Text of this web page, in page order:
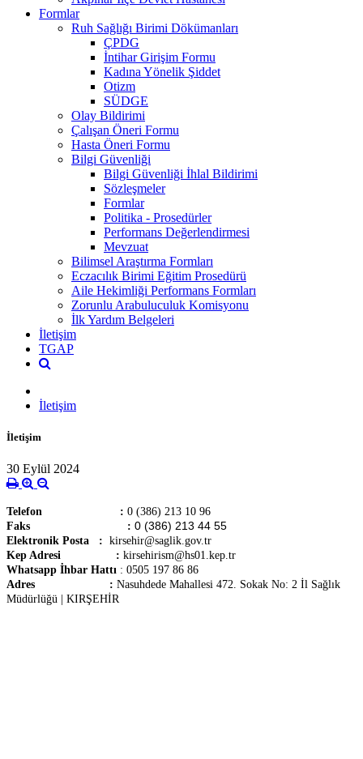
Formlar
Ruh Sağlığı Birimi Dökümanları
ÇPDG
İntihar Girişim Formu
Kadına Yönelik Şiddet
Otizm
SÜDGE
Olay Bildirimi
Çalışan Öneri Formu
Hasta Öneri Formu
Bilgi Güvenliği
Bilgi Güvenliği İhlal Bildirimi
Sözleşmeler
Formlar
Politika - Prosedürler
Performans Değerlendirmesi
Mevzuat
Bilimsel Araştırma Formları
Eczacılık Birimi Eğitim Prosedürü
Aile Hekimliği Performans Formları
Zorunlu Arabuluculuk Komisyonu
İlk Yardım Belgeleri
İletişim
TGAP
İletişim
İletişim
30 Eylül 2024
Telefon : 0 (386) 213 10 96
Faks : 0 (386) 213 44 55
Elektronik Posta : kirsehir@saglik.gov.tr
Kep Adresi : kirsehirism@hs01.kep.tr
Whatsapp İhbar Hattı : 0505 197 86 86
Adres : Nasuhdede Mahallesi 472. Sokak No: 2 İl Sağlık
Müdürlüğü | KIRŞEHİR